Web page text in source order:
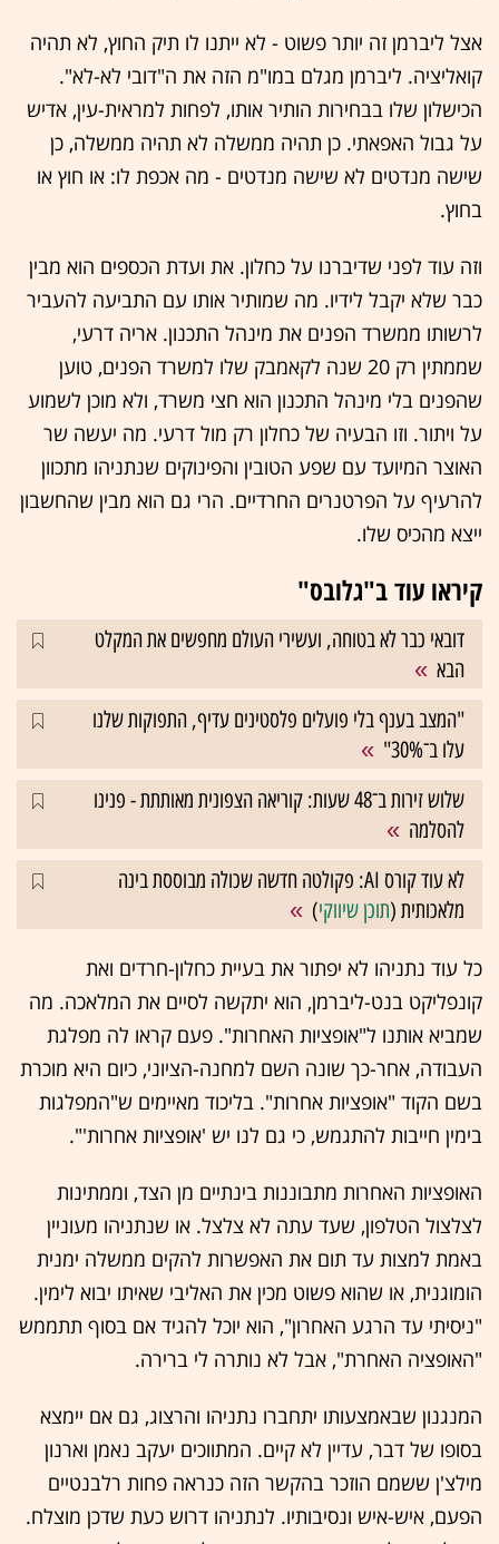
אצל ליברמן זה יותר פשוט - לא ייתנו לו תיק החוץ, לא תהיה
קואליציה. ליברמן מגלם במו"מ הזה את ה"דובי לא-לא".
הכישלון שלו בבחירות הותיר אותו, לפחות למראית-עין, אדיש
על גבול האפאתי. כן תהיה ממשלה לא תהיה ממשלה, כן
שישה מנדטים לא שישה מנדטים - מה אכפת לו: או חוץ או
בחוץ.
וזה עוד לפני שדיברנו על כחלון. את ועדת הכספים הוא מבין
כבר שלא יקבל לידיו. מה שמותיר אותו עם התביעה להעביר
לרשותו ממשרד הפנים את מינהל התכנון. אריה דרעי,
שממתין רק 20 שנה לקאמבק שלו למשרד הפנים, טוען
שהפנים בלי מינהל התכנון הוא חצי משרד, ולא מוכן לשמוע
על ויתור. וזו הבעיה של כחלון רק מול דרעי. מה יעשה שר
האוצר המיועד עם שפע הטובין והפינוקים שנתניהו מתכוון
להרעיף על הפרטנרים החרדיים. הרי גם הוא מבין שהחשבון
ייצא מהכיס שלו.
קיראו עוד ב"גלובס"
דובאי כבר לא בטוחה, ועשירי העולם מחפשים את המקלט
הבא
"המצב בענף בלי פועלים פלסטינים עדיף, התפוקות שלנו
עלו ב־30%"
שלוש זירות ב־48 שעות: קוריאה הצפונית מאותתת - פנינו
להסלמה
לא עוד קורס AI: פקולטה חדשה שכולה מבוססת בינה
מלאכותית (תוכן שיווקי)
כל עוד נתניהו לא יפתור את בעיית כחלון-חרדים ואת
קונפליקט בנט-ליברמן, הוא יתקשה לסיים את המלאכה. מה
שמביא אותנו ל"אופציות האחרות". פעם קראו לה מפלגת
העבודה, אחר-כך שונה השם למחנה-הציוני, כיום היא מוכרת
בשם הקוד "אופציות אחרות". בליכוד מאיימים ש"המפלגות
בימין חייבות להתגמש, כי גם לנו יש 'אופציות אחרות'".
האופציות האחרות מתבוננות בינתיים מן הצד, וממתינות
לצלצול הטלפון, שעד עתה לא צלצל. או שנתניהו מעוניין
באמת למצות עד תום את האפשרות להקים ממשלה ימנית
הומוגנית, או שהוא פשוט מכין את האליבי שאיתו יבוא לימין.
"ניסיתי עד הרגע האחרון", הוא יוכל להגיד אם בסוף תתממש
"האופציה האחרת", אבל לא נותרה לי ברירה.
המנגנון שבאמצעותו יתחברו נתניהו והרצוג, גם אם יימצא
בסופו של דבר, עדיין לא קיים. המתווכים יעקב נאמן וארנון
מילצ'ן ששמם הוזכר בהקשר הזה כנראה פחות רלבנטיים
הפעם, איש-איש ונסיבותיו. לנתניהו דרוש כעת שדכן מוצלח.